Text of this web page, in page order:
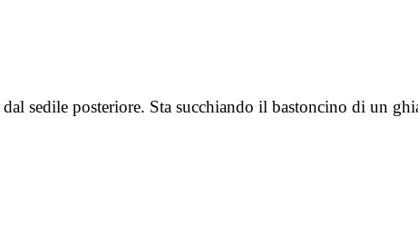
sedile posteriore. Sta succhiando il bastoncino di un